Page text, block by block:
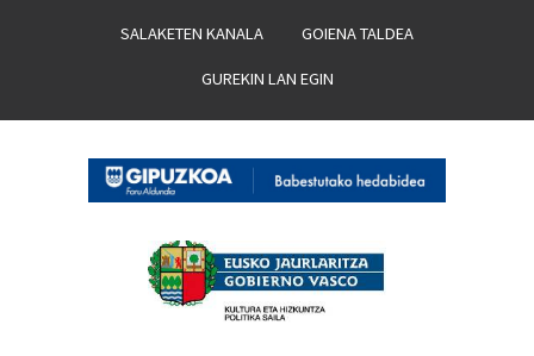
SALAKETEN KANALA GOIENA TALDEA
GUREKIN LAN EGIN